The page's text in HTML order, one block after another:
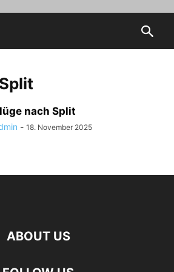
nach Split
- 18. November 2025
ABOUT US